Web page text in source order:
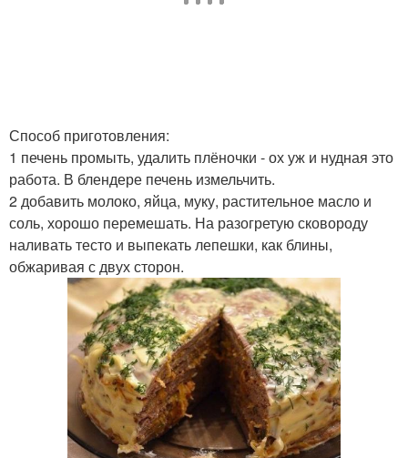
Способ приготовления:
1 печень промыть, удалить плёночки - ох уж и нудная это
работа. В блендере печень измельчить.
2 добавить молоко, яйца, муку, растительное масло и
соль, хорошо перемешать. На разогретую сковороду
наливать тесто и выпекать лепешки, как блины,
обжаривая с двух сторон.